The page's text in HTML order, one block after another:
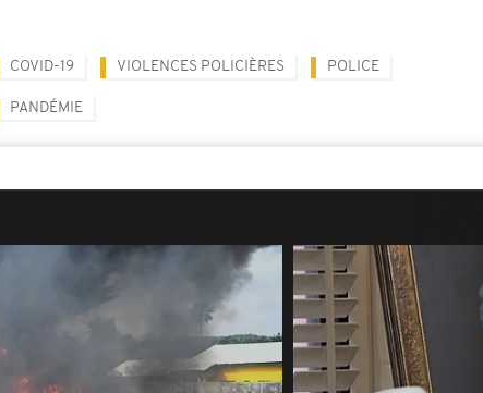
COVID-19 VIOLENCES POLICIÈRES POLICE
PANDÉMIE